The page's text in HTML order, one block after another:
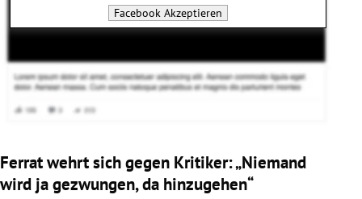
Facebook Akzeptieren
Ferrat wehrt sich gegen Kritiker: „Niemand
wird ja gezwungen, da hinzugehen“